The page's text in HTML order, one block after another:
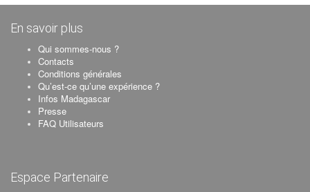
En savoir plus
Qui sommes-nous ?
Contacts
Conditions générales
Qu’est-ce qu’une expérience ?
Infos Madagascar
Presse
FAQ Utilisateurs
Espace Partenaire